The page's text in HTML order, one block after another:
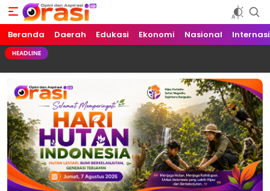
Orasi.ID
Opini dan Aspirasi!
Beranda Daerah Edukasi Ekonomi Nasional
HEADLINE